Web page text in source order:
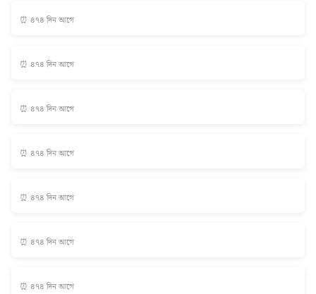
⏰ ৪৭৪ দিন আগে
⏰ ৪৭৪ দিন আগে
⏰ ৪৭৪ দিন আগে
⏰ ৪৭৪ দিন আগে
⏰ ৪৭৪ দিন আগে
⏰ ৪৭৪ দিন আগে
⏰ ৪৭৪ দিন আগে